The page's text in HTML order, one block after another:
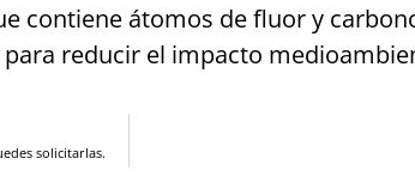
contiene átomos de fluor y
reducir el impacto
solicitarlas.